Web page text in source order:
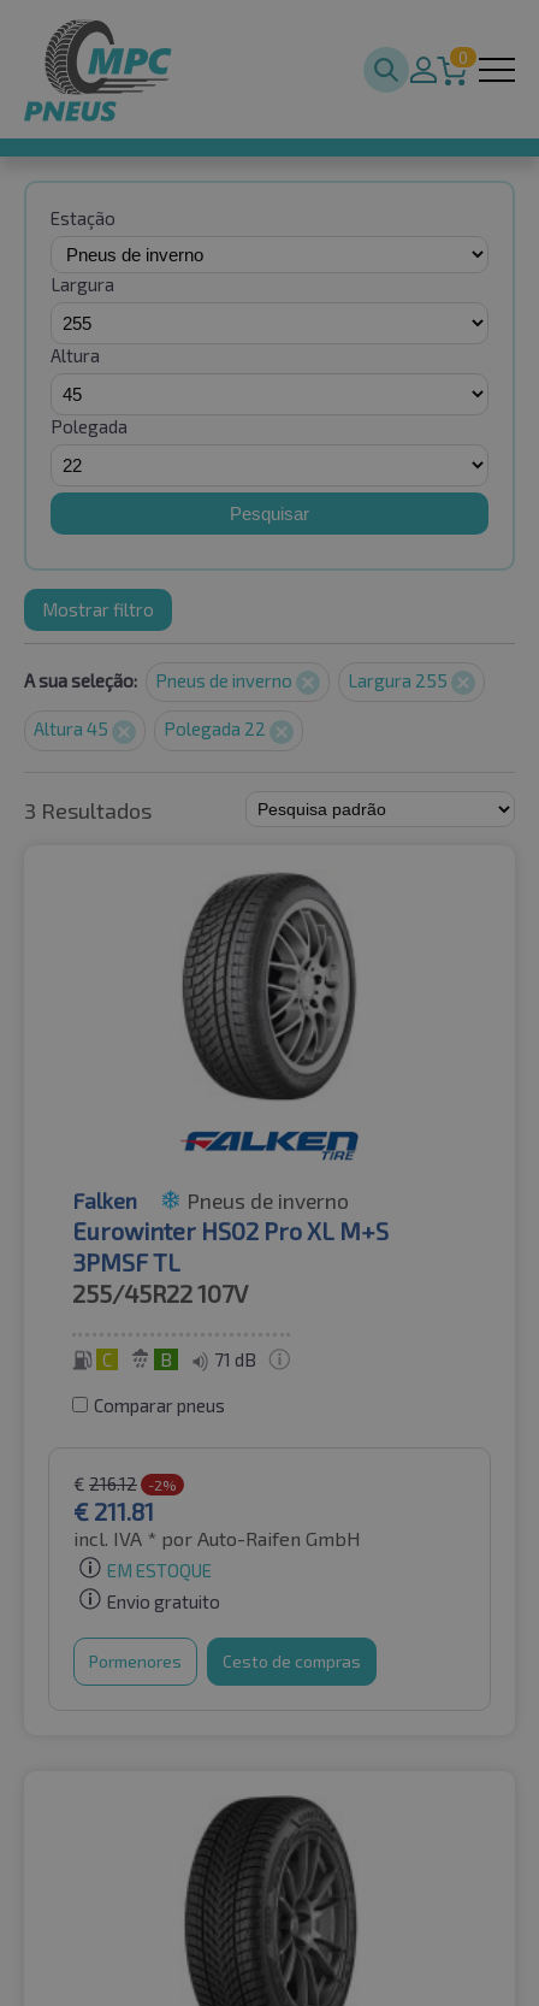
0
Estação
Largura
Altura
Polegada
Pesquisar
Mostrar filtro
A sua seleção: Pneus de inverno Largura 255
Altura 45 Polegada 22
3 Resultados
Falken Pneus de inverno
Eurowinter HS02 Pro XL M+S
3PMSF TL
255/45R22107V
C B 71 dB
Comparar pneus
€ 216.12 -2%
€ 211.81
incl. IVA * por Auto-Raifen GmbH
EM ESTOQUE
Envio gratuito
Pormenores Cesto de compras